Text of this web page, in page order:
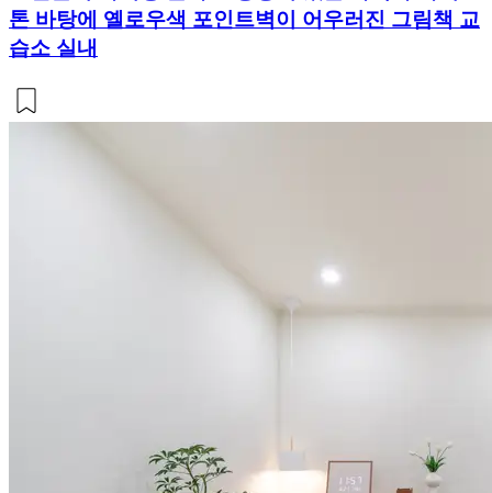
톤 바탕에 옐로우색 포인트벽이 어우러진 그림책 교
습소 실내